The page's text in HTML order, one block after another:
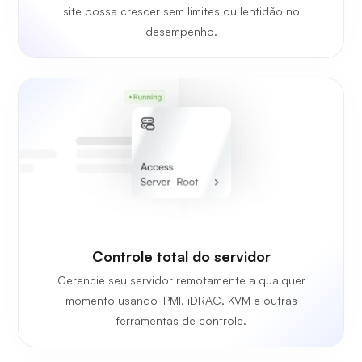
site possa crescer sem limites ou lentidão no
desempenho.
Controle total do servidor
Gerencie seu servidor remotamente a qualquer
momento usando IPMI, iDRAC, KVM e outras
ferramentas de controle.